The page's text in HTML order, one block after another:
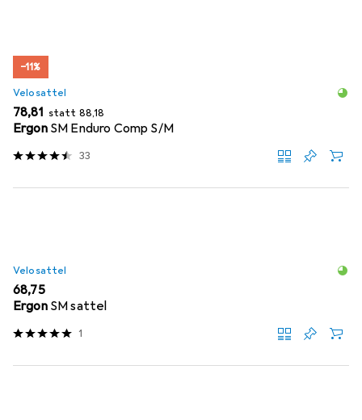
−11%
Velosattel
EUR
78,81 statt EUR
88,18
Ergon SM Enduro Comp S/M
33
Velosattel
EUR
68,75
Ergon SM sattel
1